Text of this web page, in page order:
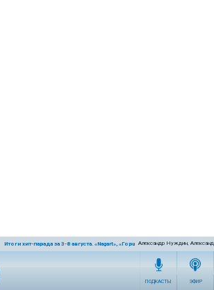
Итоги хит-парада за 3-8 августа. «Nagart», «Горшенёв» и «Крематорий»
Александр Нуждин,
ПОДКАСТЫ ЭФИР